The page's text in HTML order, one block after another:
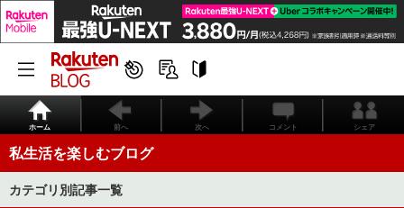
ホーム 前へ 次へ コメント シェア
私生活を楽しむブログ
カテゴリ別記事一覧